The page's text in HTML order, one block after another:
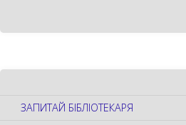
ЗАПИТАЙ БІБЛІОТЕКАРЯ